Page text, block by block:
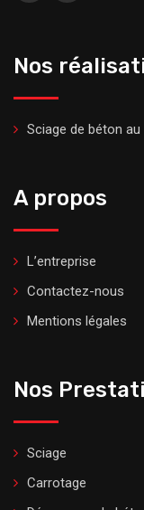
Nos
Sciage de béton
A propos
L’entreprise
Contactez-nous
Mentions légales
Nos
Sciage
Carrotage